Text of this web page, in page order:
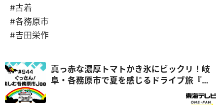
#古着
#各務原市
#吉田栄作
真っ赤な濃厚トマトかき氷にビックリ！岐
阜・各務原市で夏を感じるドライブ旅『ぐ